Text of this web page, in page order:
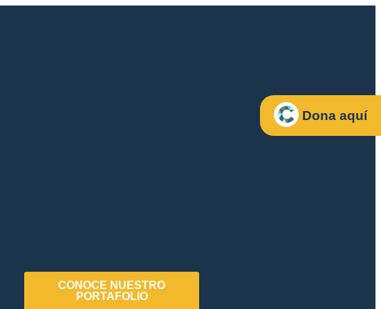
CONOCE NUESTRO
PORTAFOLIO
Dona aquí